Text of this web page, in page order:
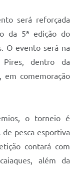
será reforçada
da 5ª edição do
O evento será na
dentro da
em comemoração
o torneio é
pesca esportiva
contará com
além da